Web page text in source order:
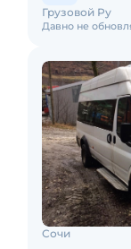
Давно не
Грузовой Ру
Сочи